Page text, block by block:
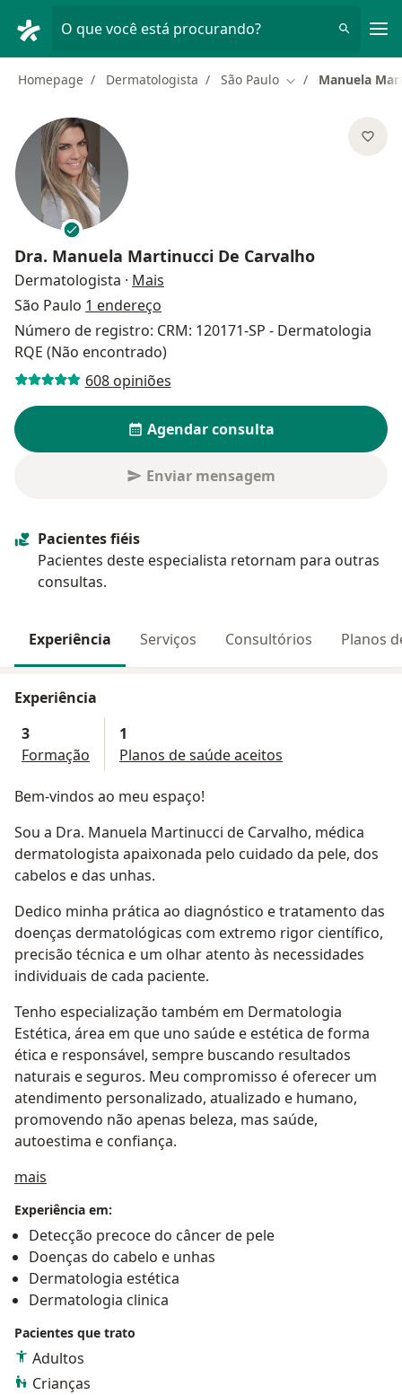
O que você está procurando?
Homepage Dermatologista São Paulo Mudar de cidade
Manuela
Dra. Manuela Martinucci De Carvalho
Dermatologista · Mais
São Paulo 1 endereço
Número de registro: CRM: 120171-SP - Dermatologia
RQE (Não encontrado)
608 opiniões
Agendar consulta
Enviar mensagem
Pacientes fiéis
Pacientes deste especialista retornam para outras
consultas.
Experiência Serviços Consultórios Planos
Experiência
3
Formação
1
Planos de saúde aceitos
Bem-vindos ao meu espaço!
Sou a Dra. Manuela Martinucci de Carvalho, médica
dermatologista apaixonada pelo cuidado da pele, dos
cabelos e das unhas.
Dedico minha prática ao diagnóstico e tratamento das
doenças dermatológicas com extremo rigor científico,
precisão técnica e um olhar atento às necessidades
individuais de cada paciente.
Tenho especialização também em Dermatologia
Estética, área em que uno saúde e estética de forma
ética e responsável, sempre buscando resultados
naturais e seguros. Meu compromisso é oferecer um
atendimento personalizado, atualizado e humano,
promovendo não apenas beleza, mas saúde,
autoestima e confiança.
mais
Experiência em:
Detecção precoce do câncer de pele
Doenças do cabelo e unhas
Dermatologia estética
Dermatologia clinica
Pacientes que trato
Adultos
Crianças